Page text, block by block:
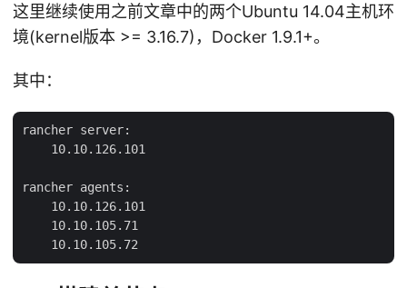
这里继续使用之前文章中的两个Ubuntu 14.04主机环
境(kernel版本 >= 3.16.7)，Docker 1.9.1+。
其中：
rancher server:
    10.10.126.101
rancher agents:
    10.10.126.101
    10.10.105.71